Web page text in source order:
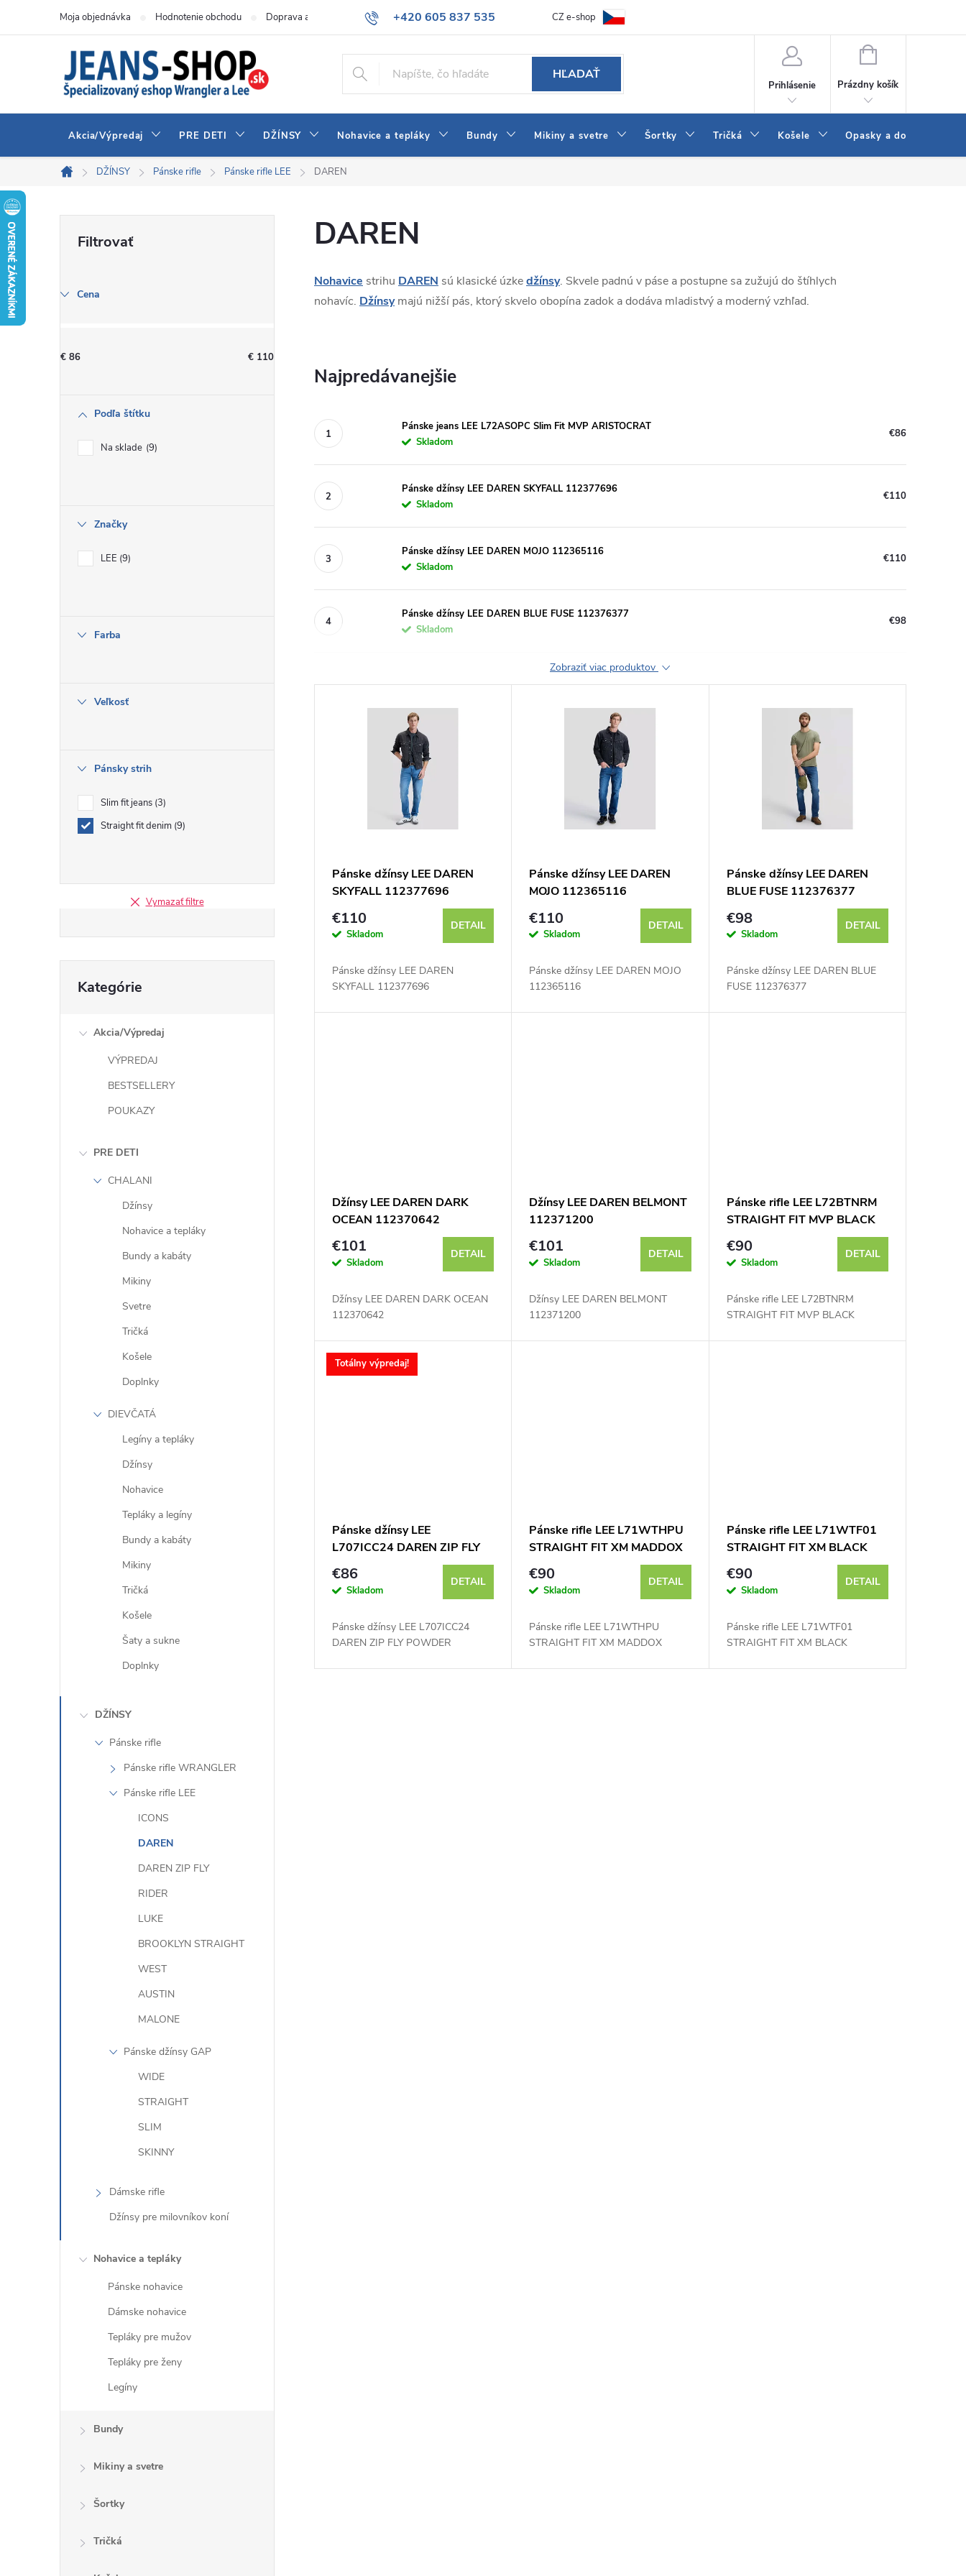
+420 605 837 535
info@jeans-shop.sk
Moja objednávka Hodnotenie obchodu Doprava a platba Všeobecné obchodné podmienky Ako vybrať džínsy Wrangler a LEE
CZ e-shop
HĽADAŤ
Prihlásenie
NÁKUPNÝ
Prázdny košík
Akcia/Výpredaj PRE DETI DŽÍNSY Nohavice a tepláky Bundy Mikiny a svetre Šortky Tričká Košele Opasky a doplnky
Domov
DŽÍNSY Pánske rifle Pánske rifle LEE DAREN
č Cena
€ 86 € 110
Podľa štítku
Na sklade 9
Značky
LEE 9
Farba
Veľkosť
Pánsky strih
Slim fit jeans 3
Straight fit denim 9
Vymazať filtre
kategórie
Kategórie
Akcia/Výpredaj
VÝPREDAJ
BESTSELLERY
POUKAZY
PRE DETI
CHALANI
Džínsy
Nohavice a tepláky
Bundy a kabáty
Mikiny
Svetre
Tričká
Košele
Doplnky
DIEVČATÁ
Legíny a tepláky
Džínsy
Nohavice
Tepláky a legíny
Bundy a kabáty
Mikiny
Tričká
Košele
Šaty a sukne
Doplnky
DŽÍNSY
Pánske rifle
Pánske rifle WRANGLER
Pánske rifle LEE
ICONS
DAREN
DAREN ZIP FLY
RIDER
LUKE
BROOKLYN STRAIGHT
WEST
AUSTIN
MALONE
Pánske džínsy GAP
WIDE
STRAIGHT
SLIM
SKINNY
Dámske rifle
Džínsy pre milovníkov koní
Nohavice a tepláky
Pánske nohavice
Dámske nohavice
Tepláky pre mužov
Tepláky pre ženy
Legíny
Bundy
Mikiny a svetre
Šortky
Tričká
DAREN
Nohavice strihu DAREN sú klasické úzkedžínsy. Skvele padnú v páse a postupne sa zužujú do štíhlych
nohavíc. Džínsymajú nižší pás, ktorý skvelo obopína zadok a dodáva mladistvý a moderný vzhľad.
Najpredávanejšie
Pánske jeans LEE L72ASOPC Slim Fit MVP ARISTOCRAT
Skladom
€86
Pánske džínsy LEE DAREN SKYFALL 112377696
Skladom
€110
Pánske džínsy LEE DAREN MOJO 112365116
Skladom
€110
Pánske džínsy LEE DAREN BLUE FUSE 112376377
Skladom
€98
Zobraziť viac produktov
u
Pánske džínsy LEE DAREN
SKYFALL 112377696
€110
Skladom
DETAIL
Pánske džínsy LEE DAREN
SKYFALL 112377696
Pánske džínsy LEE DAREN
MOJO 112365116
€110
Skladom
DETAIL
Pánske džínsy LEE DAREN MOJO
112365116
Pánske džínsy LEE DAREN
BLUE FUSE 112376377
€98
Skladom
DETAIL
Pánske džínsy LEE DAREN BLUE
FUSE 112376377
Džínsy LEE DAREN DARK
OCEAN 112370642
€101
Skladom
DETAIL
Džínsy LEE DAREN DARK OCEAN
112370642
Džínsy LEE DAREN BELMONT
112371200
€101
Skladom
DETAIL
Džínsy LEE DAREN BELMONT
112371200
Pánske rifle LEE L72BTNRM
STRAIGHT FIT MVP BLACK
€90
Skladom
DETAIL
Pánske rifle LEE L72BTNRM
STRAIGHT FIT MVP BLACK
Totálny výpredaj!
Pánske džínsy LEE
L707ICC24 DAREN ZIP FLY
POWDER
€86
Skladom
DETAIL
Pánske džínsy LEE L707ICC24
DAREN ZIP FLY POWDER
Pánske rifle LEE L71WTHPU
STRAIGHT FIT XM MADDOX
€90
Skladom
DETAIL
Pánske rifle LEE L71WTHPU
STRAIGHT FIT XM MADDOX
Pánske rifle LEE L71WTF01
STRAIGHT FIT XM BLACK
€90
Skladom
DETAIL
Pánske rifle LEE L71WTF01
STRAIGHT FIT XM BLACK